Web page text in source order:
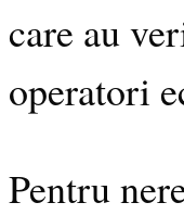
care au
operatori
Pentru